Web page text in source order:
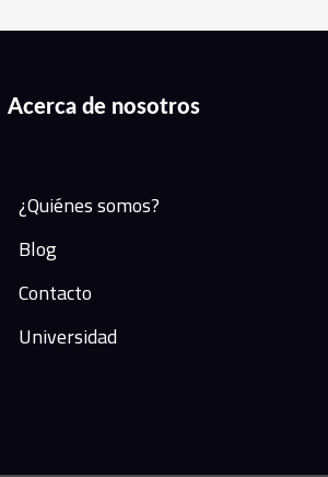
Acerca de nosotros
¿Quiénes somos?
Blog
Contacto
Universidad